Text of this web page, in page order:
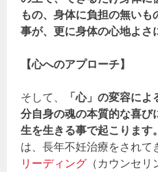
もの、身体に負担の無いも
事が、更に身体の心地よさ
【心へのアプローチ】
そして、
「心」の変容に
分自身の魂の本質的な喜び
生を生きる事で起こります
は、長年不妊治療をされて
リーディング （カウンセ